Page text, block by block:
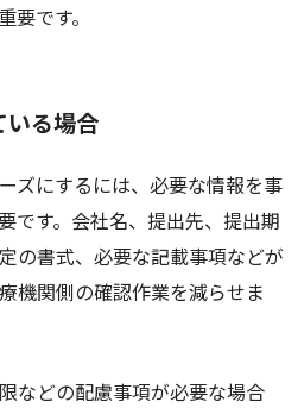
要です。
いる場合
ズにするには、必要な情報を事
です。会社名、提出先、提出期
の書式、必要な記載事項などが
機関側の確認作業を減らせま
などの配慮事項が必要な場合